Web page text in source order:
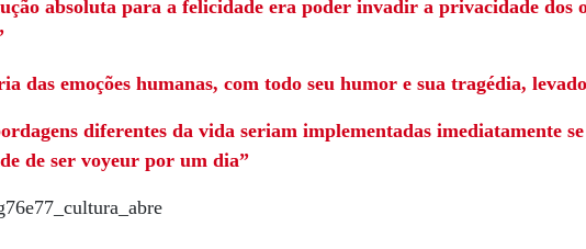
absoluta para a felicidade era poder invadir a privacidade dos
das emoções humanas, com todo seu humor e sua tragédia,
diferentes da vida seriam implementadas imediatamente se
de ser voyeur por um dia”